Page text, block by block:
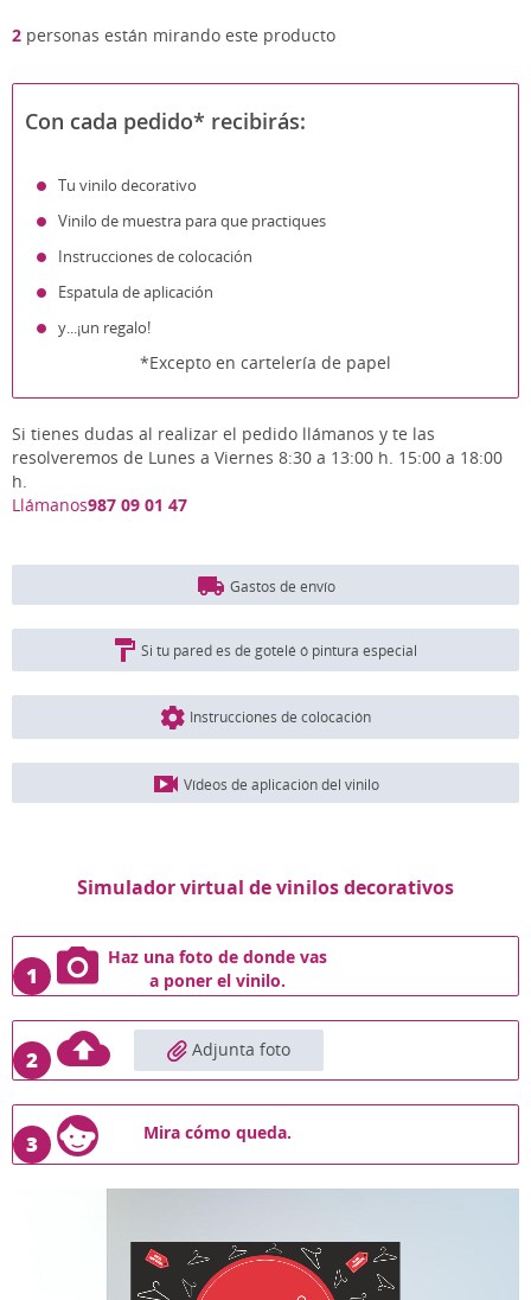
2 personas están mirando este producto
Con cada pedido* recibirás:
Tu vinilo decorativo
Vinilo de muestra para que practiques
Instrucciones de colocación
Espatula de aplicación
y...¡un regalo!
*Excepto en cartelería de papel
Si tienes dudas al realizar el pedido llámanos y te las
resolveremos de Lunes a Viernes 8:30 a 13:00 h. 15:00 a 18:00
h.
Llámanos987 09 01 47
Gastos de envío
Si tu pared es de gotelé ó pintura especial
Instrucciones de colocación
Vídeos de aplicación del vinilo
Simulador virtual de vinilos decorativos
1
Haz una foto de donde vas
a poner el vinilo.
2 Adjunta foto
3 Mira cómo queda.